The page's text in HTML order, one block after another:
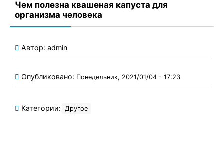
Чем полезна квашеная капуста для
организма человека
Автор: admin
Опубликовано: Понедельник, 2021/01/04 - 17:23
Категории: Другое